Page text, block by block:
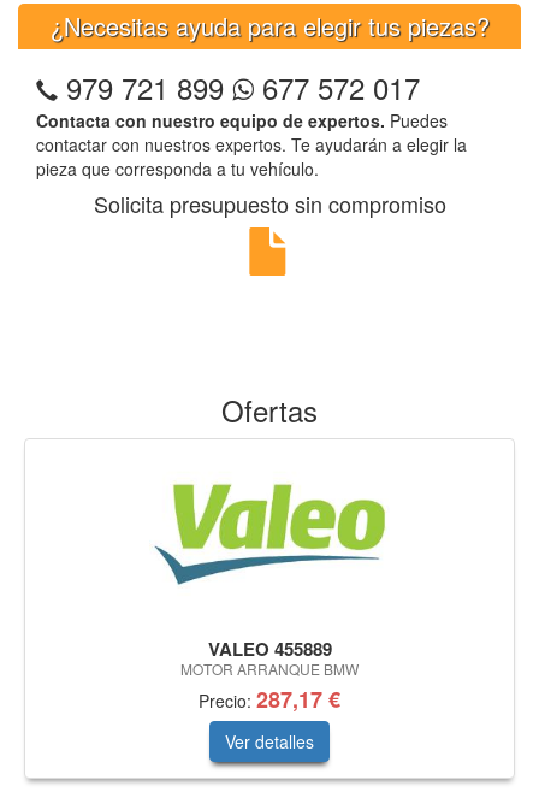
¿Necesitas ayuda para elegir tus piezas?
979 721 899 677 572 017
Contacta con nuestro equipo de expertos. Puedes
contactar con nuestros expertos. Te ayudarán a elegir la
pieza que corresponda a tu vehículo.
Solicita presupuesto sin compromiso
Ofertas
VALEO 455889
MOTOR ARRANQUE BMW
Precio: 287,17 €
Ver detalles